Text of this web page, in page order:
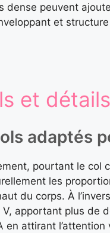
dense peuvent
et
et
adaptés
pourtant le col
les
du corps. À
V, apportant plus de
en attirant